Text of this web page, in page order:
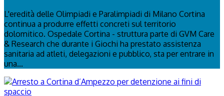
L'eredità delle Olimpiadi e Paralimpiadi di Milano Cortina
continua a produrre effetti concreti sul territorio
dolomitico. Ospedale Cortina - struttura parte di GVM Care
& Research che durante i Giochi ha prestato assistenza
sanitaria ad atleti, delegazioni e pubblico, sta per entrare in
una...